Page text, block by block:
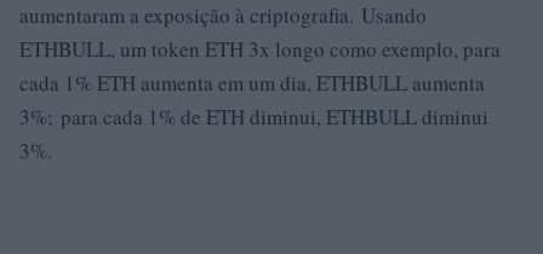
aumentaram a exposição à criptografia. Usando
ETHBULL, um token ETH 3x longo como exemplo, para
cada 1% ETH aumenta em um dia, ETHBULL aumenta
3%; para cada 1% de ETH diminui, ETHBULL diminui
3%.